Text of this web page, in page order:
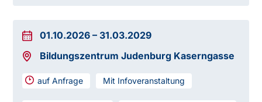
01.10.2026 – 31.03.2029
Bildungszentrum Judenburg Kaserngasse
auf Anfrage Mit Infoveranstaltung